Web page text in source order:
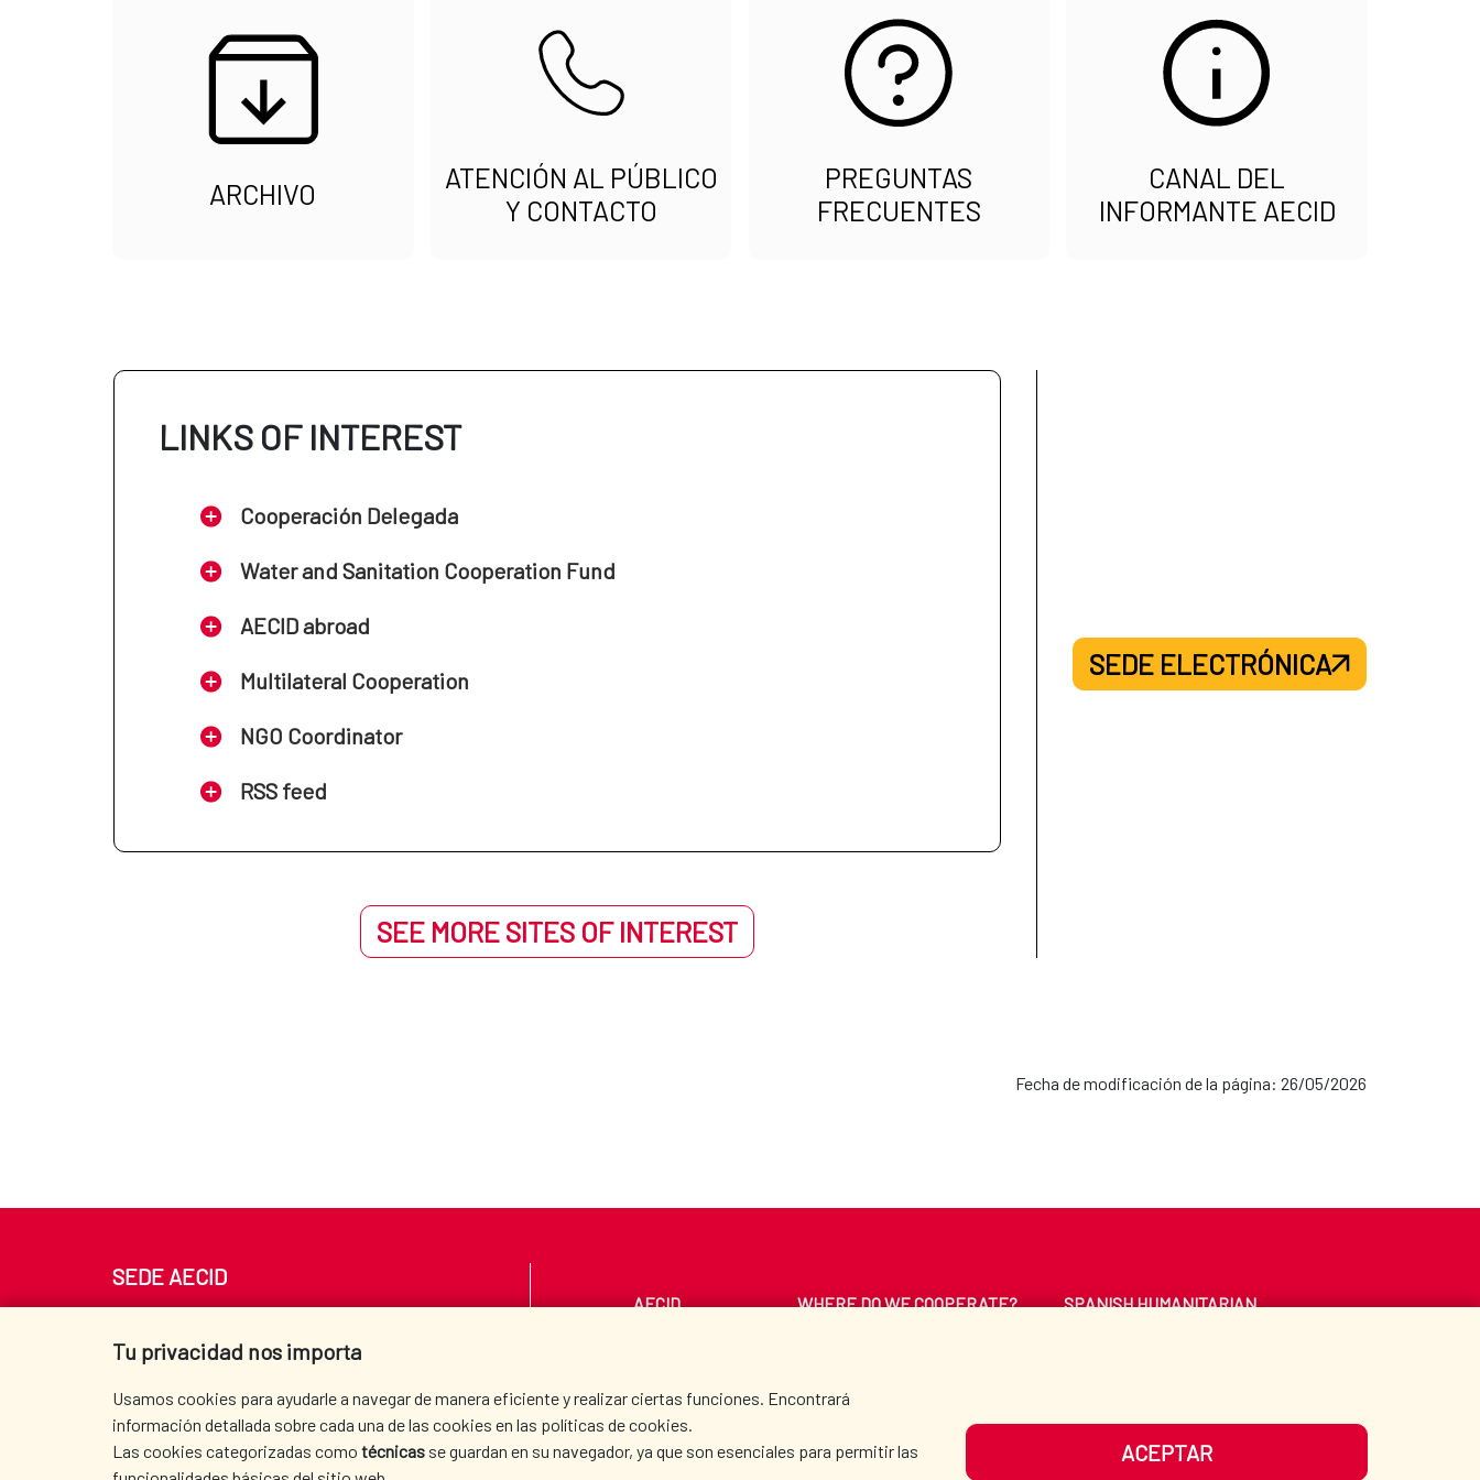
ARCHIVO
ATENCIÓN AL PÚBLICO
Y CONTACTO
PREGUNTAS
FRECUENTES
CANAL DEL
INFORMANTE AECID
LINKS OF INTEREST
Cooperación Delegada
Water and Sanitation Cooperation Fund
AECID abroad
Multilateral Cooperation
NGO Coordinator
RSS feed
SEE MORE SITES OF INTEREST
SEDE ELECTRÓNICA
Fecha de modificación de la página: 26/05/2026
Tu privacidad nos importa
Usamos cookies para ayudarle a navegar de manera eficiente y realizar ciertas funciones. Encontrará
información detallada sobre cada una de las cookies en las políticas de cookies.
Las cookies categorizadas como técnicas se guardan en su navegador, ya que son esenciales para permitir las
ACEPTAR
SEDE AECID
Tel. +34 900 20 30 54​​​​​​​
AECID WHERE DO WE COOPERATE?
SPANISH HUMANITARIAN
PRESS ROOM CULTURE AND SCIENCE